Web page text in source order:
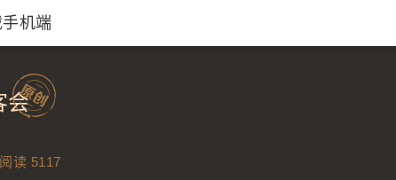
机端
会
阅读 5117